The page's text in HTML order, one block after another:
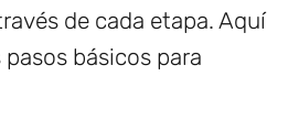
de cada etapa. Aquí
básicos para